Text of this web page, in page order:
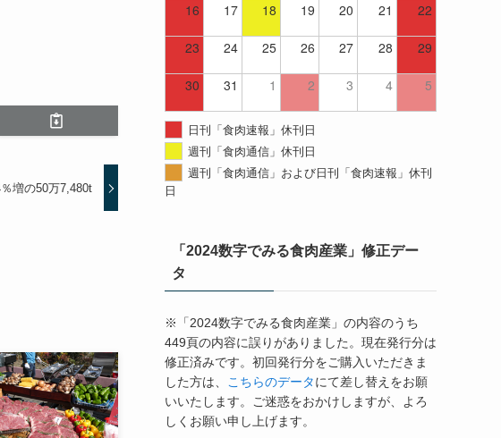
増の50万7,480t
16 17 18 19 20 21 22
23 24 25 26 27 28 29
30 31 1 2 3 4 5
日刊「食肉速報」休刊日
週刊「食肉通信」休刊日
週刊「食肉通信」および日刊「食肉速報」休刊
日
「2024数字でみる食肉産業」修正デー
タ
※「2024数字でみる食肉産業」の内容のうち
449頁の内容に誤りがありました。現在発行分は
修正済みです。初回発行分をご購入いただきま
した方は、
こちらのデータにて差し替えをお願
いいたします。ご迷惑をおかけしますが、よろ
しくお願い申し上げます。